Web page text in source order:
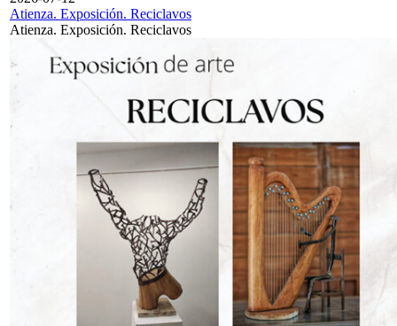
Atienza. Exposición. Reciclavos
Atienza. Exposición. Reciclavos